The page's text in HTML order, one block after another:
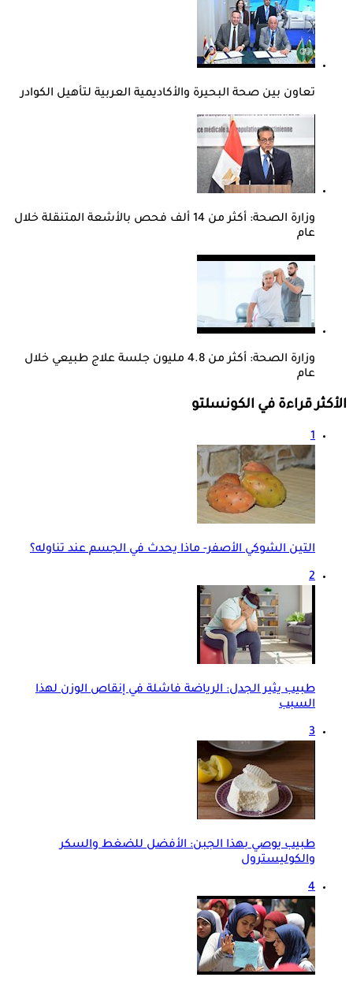
تعاون بين صحة البحيرة والأكاديمية العربية لتأهيل الكوادر
وزارة الصحة: أكثر من 14 ألف فحص بالأشعة المتنقلة خلال
عام
وزارة الصحة: أكثر من 4.8 مليون جلسة علاج طبيعي خلال
عام
الأكثر قراءة في الكونسلتو
1
التين الشوكي الأصفر- ماذا يحدث في الجسم عند تناوله؟
2
طبيب يثير الجدل: الرياضة فاشلة في إنقاص الوزن لهذا
السبب
3
طبيب يوصي بهذا الجبن: الأفضل للضغط والسكر
والكوليسترول
4